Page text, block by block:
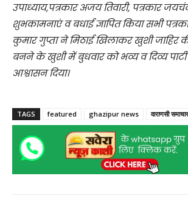
उपाध्याय,पत्रकार अजय तिवारी, पत्रकार
शुभकामनाएं व बधाई ज्ञापित किया सभी
कुमार गुप्ता ने मिठाई खिलाकर खुशी जाहिर
बनने के खुशी में बुधवार को भव्य व दिव्य
आश्वासन दिया।
TAGS featured ghazipur news वाराणसी समाचार